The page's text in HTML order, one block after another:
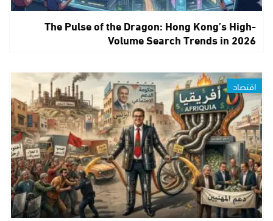
The Pulse of the Dragon: Hong Kong’s High-
Volume Search Trends in 2026
اقتصاد